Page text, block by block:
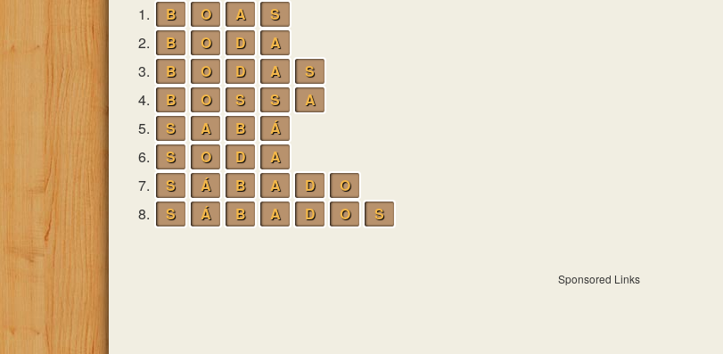
1.
B O A
S
2.
B O D
A
3.
B O D A
S
4.
B O S S
A
5.
S A B
Á
6.
S O D
A
7.
S Á B A D
O
8.
S Á B A D O S
Sponsored Links